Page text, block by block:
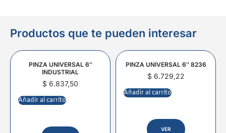
Productos que te pueden interesar
PINZA UNIVERSAL 6″
INDUSTRIAL
$ 6.837,50
Añadir al carrito
PINZA UNIVERSAL 6″ 8236
$6.729,22
Añadir al carrito
VER